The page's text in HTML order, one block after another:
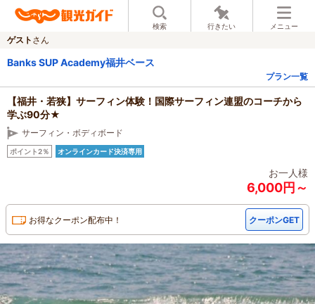
検索 行きたい メニュー
ゲスト さん
Banks SUP Academy福井ベース
プラン一覧
【福井・若狭】サーフィン体験！国際サーフィン連盟のコーチから
学ぶ90分★
サーフィン・ボディボード
ポイント2％ オンラインカード決済専用
お一人様
6,000円～
お得なクーポン配布中！ クーポンGET